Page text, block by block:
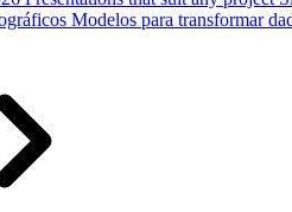
Modelos para transformar